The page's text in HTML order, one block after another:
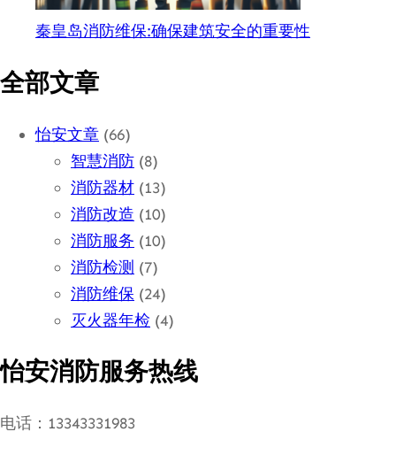
秦皇岛消防维保:确保建筑安全的重要性
全部文章
怡安文章 (66)
智慧消防 (8)
消防器材 (13)
消防改造 (10)
消防服务 (10)
消防检测 (7)
消防维保 (24)
灭火器年检 (4)
怡安消防服务热线
电话：13343331983